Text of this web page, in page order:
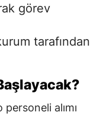
görev
tarafından
alımı